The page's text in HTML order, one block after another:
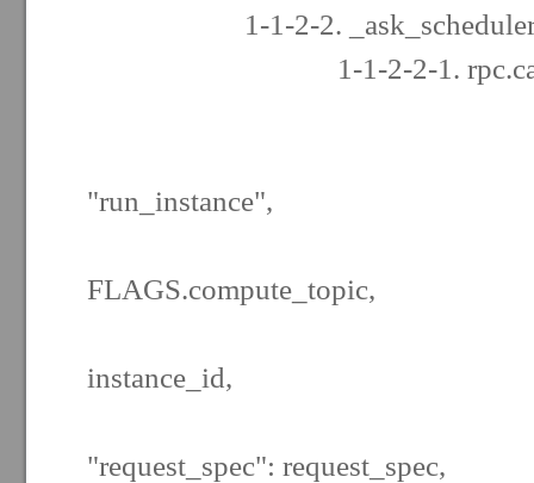
1-1-2-2.
1-1-2-2-1.
"run_instance",
FLAGS.compute_topic,
instance_id,
"request_spec": request_spec,